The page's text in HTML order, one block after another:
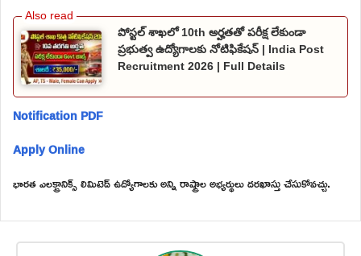
పోస్టల్ శాఖలో 10th అర్హతతో పరీక్ష లేకుండా
ప్రభుత్వ ఉద్యోగాలకు నోటిఫికేషన్ | India Post
Recruitment 2026 | Full Details
Notification PDF
Apply Online
భారత ఎలక్ట్రానిక్స్ లిమిటెడ్ ఉద్యోగాలకు అన్ని రాష్ట్రాల అభ్యర్థులు దరఖాస్తు చేసుకోవచ్చు.